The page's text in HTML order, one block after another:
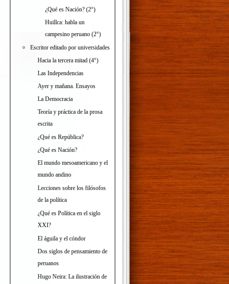
¿Qué es Nación? (2°)
Huillca: habla un
campesino peruano (2°)
Escritor editado por universidades
Hacia la tercera mitad (4°)
Las Independencias
Ayer y mañana. Ensayos
La Democracia
Teoría y práctica de la prosa
escrita
¿Qué es República?
¿Qué es Nación?
El mundo mesoamericano y el
mundo andino
Lecciones sobre los filósofos
de la política
¿Qué es Política en el siglo
XXI?
El águila y el cóndor
Dos siglos de pensamiento de
peruanos
Hugo Neira: La ilustración de